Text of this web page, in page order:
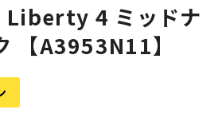
4 ミッドナ
【A3953N11】